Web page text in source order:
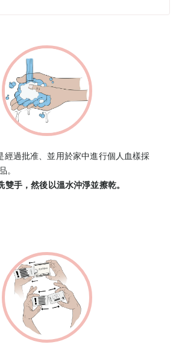
經過批准、並用於家中進行個人血樣採
。
手，然後以溫水沖淨並擦乾。